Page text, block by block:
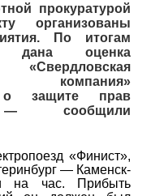
прокуратурой
организованы
По итогам
дана оценка
компания»
о защите прав
— сообщили
«Финист»,
— Каменск-
на час. Прибыть